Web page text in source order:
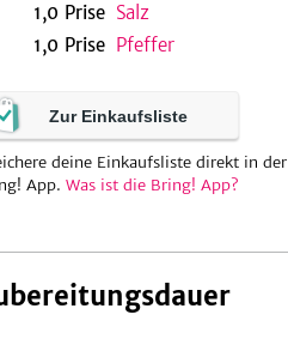
1,0 Prise Salz
1,0 Prise Pfeffer
Zur Einkaufsliste
deine Einkaufsliste direkt in der
App. Was ist die Bring! App?